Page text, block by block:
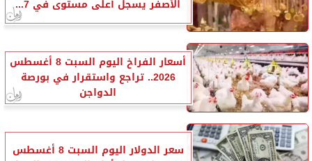
الأصفر يسجل أعلى مستوى في 7...
أسعار الفراخ اليوم السبت 8 أغسطس
2026.. تراجع واستقرار في بورصة
الدواجن
سعر الدولار اليوم السبت 8 أغسطس